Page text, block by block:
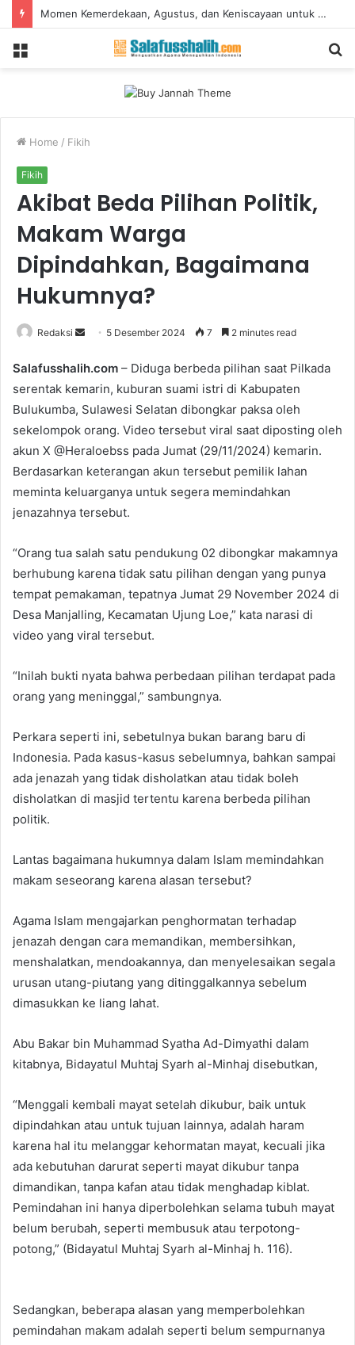
Momen Kemerdekaan, Agustus, dan Keniscayaan untuk Mewaspadai Terorisme
Home / Fikih
Fikih
Akibat Beda Pilihan Politik,
Makam Warga
Dipindahkan, Bagaimana
Hukumnya?
Redaksi
n
d
a
n
e
m
5 Desember 2024 7 2 minutes read
Salafusshalih.com – Diduga berbeda pilihan saat Pilkada
serentak kemarin, kuburan suami istri di Kabupaten
Bulukumba, Sulawesi Selatan dibongkar paksa oleh
sekelompok orang. Video tersebut viral saat diposting oleh
akun X @Heraloebss pada Jumat (29/11/2024) kemarin.
Berdasarkan keterangan akun tersebut pemilik lahan
meminta keluarganya untuk segera memindahkan
jenazahnya tersebut.
“Orang tua salah satu pendukung 02 dibongkar makamnya
berhubung karena tidak satu pilihan dengan yang punya
tempat pemakaman, tepatnya Jumat 29 November 2024 di
Desa Manjalling, Kecamatan Ujung Loe,” kata narasi di
video yang viral tersebut.
“Inilah bukti nyata bahwa perbedaan pilihan terdapat pada
orang yang meninggal,” sambungnya.
Perkara seperti ini, sebetulnya bukan barang baru di
Indonesia. Pada kasus-kasus sebelumnya, bahkan sampai
ada jenazah yang tidak disholatkan atau tidak boleh
disholatkan di masjid tertentu karena berbeda pilihan
politik.
Lantas bagaimana hukumnya dalam Islam memindahkan
makam seseorang karena alasan tersebut?
Agama Islam mengajarkan penghormatan terhadap
jenazah dengan cara memandikan, membersihkan,
menshalatkan, mendoakannya, dan menyelesaikan segala
urusan utang-piutang yang ditinggalkannya sebelum
dimasukkan ke liang lahat.
Abu Bakar bin Muhammad Syatha Ad-Dimyathi dalam
kitabnya, Bidayatul Muhtaj Syarh al-Minhaj disebutkan,
“Menggali kembali mayat setelah dikubur, baik untuk
dipindahkan atau untuk tujuan lainnya, adalah haram
karena hal itu melanggar kehormatan mayat, kecuali jika
ada kebutuhan darurat seperti mayat dikubur tanpa
dimandikan, tanpa kafan atau tidak menghadap kiblat.
Pemindahan ini hanya diperbolehkan selama tubuh mayat
belum berubah, seperti membusuk atau terpotong-
potong,” (Bidayatul Muhtaj Syarh al-Minhaj h. 116).
Sedangkan, beberapa alasan yang memperbolehkan
pemindahan makam adalah seperti belum sempurnanya